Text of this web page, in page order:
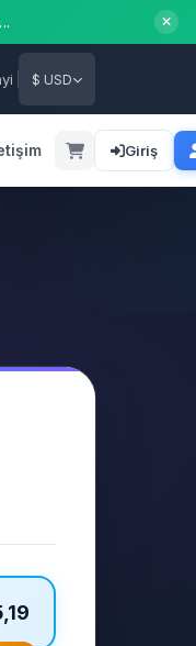
$ USD
Giriş